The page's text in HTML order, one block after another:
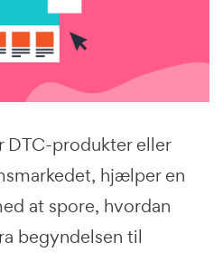
DTC-produkter eller
hjælper en
at spore, hvordan
begyndelsen til